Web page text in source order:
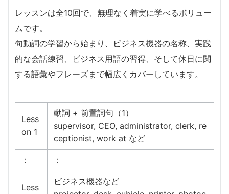
レッスンは全10回で、無理なく着実に学べるボリュー
ムです。
句動詞の学習から始まり、ビジネス機器の名称、実践
的な会話練習、ビジネス用語の習得、そして休日に関
する語彙やフレーズまで幅広くカバーしています。
Less
on 1
動詞 + 前置詞句（1）
supervisor, CEO, administrator, clerk, re
ceptionist, work at など
： ：
Less
ビジネス機器など